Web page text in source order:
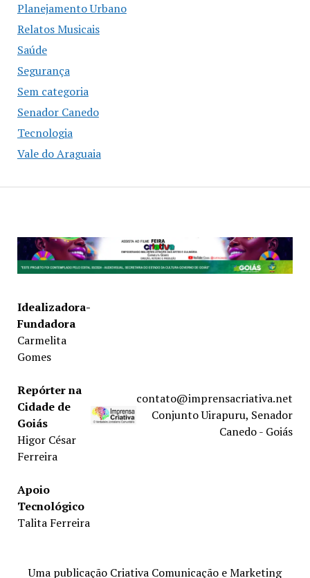
Planejamento Urbano
Relatos Musicais
Saúde
Segurança
Sem categoria
Senador Canedo
Tecnologia
Vale do Araguaia
Idealizadora-
Fundadora
Carmelita
Gomes
Repórter na
Cidade de
Goiás
Higor César
Ferreira
Apoio
Tecnológico
Talita Ferreira
contato@imprensacriativa.net
Conjunto Uirapuru, Senador
Canedo - Goiás
Uma publicação Criativa Comunicação e Marketing